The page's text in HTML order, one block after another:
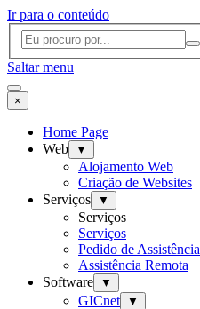
Ir para o conteúdo
Saltar menu
×
Home Page
Web
▼
Alojamento Web
Criação de Websites
Serviços
▼
Serviços
Serviços
Pedido de Assistência
Assistência Remota
Software
▼
GICnet ▼